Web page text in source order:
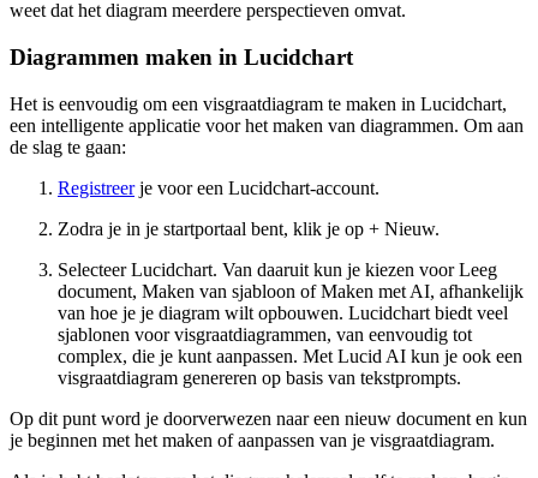
weet dat het diagram meerdere perspectieven omvat.
Diagrammen maken in Lucidchart
Het is eenvoudig om een visgraatdiagram te maken in Lucidchart,
een intelligente applicatie voor het maken van diagrammen. Om aan
de slag te gaan:
Registreerje voor een Lucidchart-account.
Zodra je in je startportaal bent, klik je op + Nieuw.
Selecteer Lucidchart. Van daaruit kun je kiezen voor Leeg
document, Maken van sjabloon of Maken met AI, afhankelijk
van hoe je je diagram wilt opbouwen. Lucidchart biedt veel
sjablonen voor visgraatdiagrammen, van eenvoudig tot
complex, die je kunt aanpassen. Met Lucid AI kun je ook een
visgraatdiagram genereren op basis van tekstprompts.
Op dit punt word je doorverwezen naar een nieuw document en kun
je beginnen met het maken of aanpassen van je visgraatdiagram.